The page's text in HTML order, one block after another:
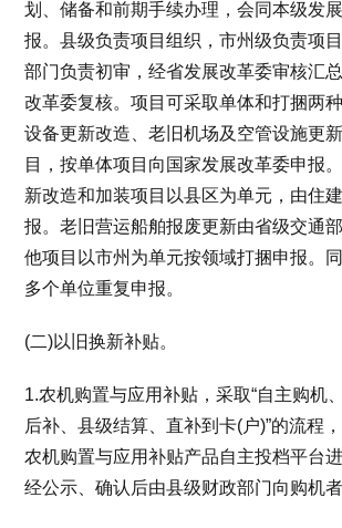
划、储备和前期手续办理，会同本级发
报。县级负责项目组织，市州级负责项
部门负责初审，经省发展改革委审核汇
改革委复核。项目可采取单体和打捆两
设备更新改造、老旧机场及空管设施更
目，按单体项目向国家发展改革委申报
新改造和加装项目以县区为单元，由住
报。老旧营运船舶报废更新由省级交通
他项目以市州为单元按领域打捆申报。
多个单位重复申报。
(二)以旧换新补贴。
1.农机购置与应用补贴，采取“自主购机
后补、县级结算、直补到卡(户)”的流程
农机购置与应用补贴产品自主投档平台
经公示、确认后由县级财政部门向购机者